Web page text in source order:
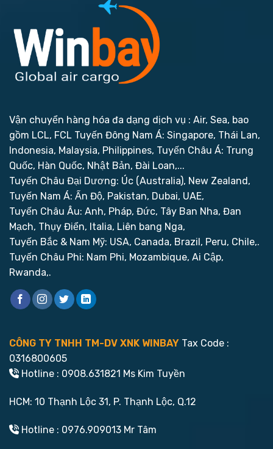
Vận chuyển hàng hóa đa dạng dịch vụ : Air, Sea, bao
gồm LCL, FCL Tuyến Đông Nam Á: Singapore, Thái Lan,
Indonesia, Malaysia, Philippines, Tuyến Châu Á: Trung
Quốc, Hàn Quốc, Nhật Bản, Đài Loan,...
Tuyến Châu Đại Dương: Úc (Australia), New Zealand,
Tuyến Nam Á: Ấn Độ, Pakistan, Dubai, UAE,
Tuyến Châu Âu: Anh, Pháp, Đức, Tây Ban Nha, Đan
Mạch, Thụy Điển, Italia, Liên bang Nga,
Tuyến Bắc & Nam Mỹ: USA, Canada, Brazil, Peru, Chile,.
Tuyến Châu Phi: Nam Phi, Mozambique, Ai Cập,
Rwanda,.
CÔNG TY TNHH TM-DV XNK WINBAY Tax Code :
0316800605
Hotline : 0908.631821 Ms Kim Tuyền
HCM: 10 Thạnh Lộc 31, P. Thạnh Lộc, Q.12
Hotline : 0976.909013 Mr Tâm